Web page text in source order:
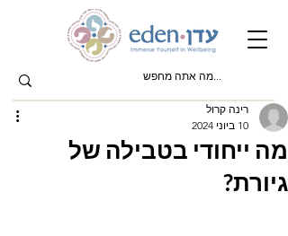
מה ייחודי בטבילה של
גיורת?
רינה קרול
10 ביוני 2024